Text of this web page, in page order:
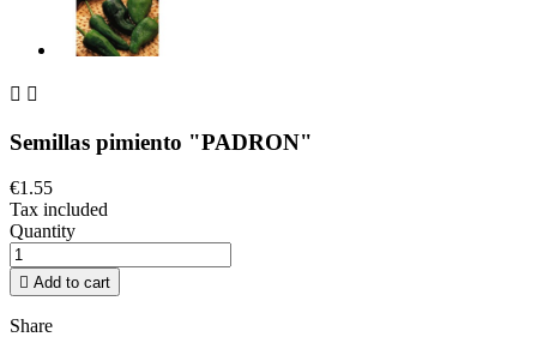
 
Semillas pimiento "PADRON"
€1.55
Tax included
Quantity
 Add to cart
Share